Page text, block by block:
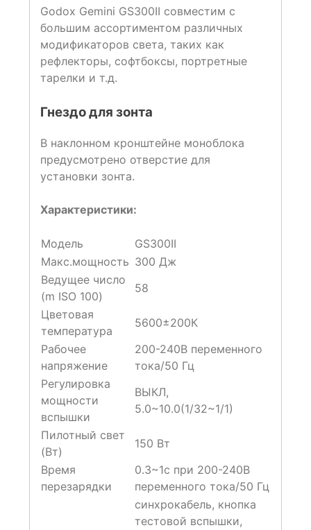
Godox Gemini GS300II совместим с
большим ассортиментом различных
модификаторов света, таких как
рефлекторы, софтбоксы, портретные
тарелки и т.д.
Гнездо для зонта
В наклонном кронштейне моноблока
предусмотрено отверстие для
установки зонта.
Характеристики:
Модель
GS300II
Макс.мощность 300 Дж
Ведущее число
(m ISO 100)
58
Цветовая
температура
5600±200К
Рабочее
напряжение
200-240В переменного
тока/50 Гц
Регулировка
мощности
вспышки
ВЫКЛ,
5.0~10.0(1/32~1/1)
Пилотный свет
(Вт)
150 Вт
Время
перезарядки
0.3~1с при 200-240В
переменного тока/50 Гц
синхрокабель, кнопка
тестовой вспышки,